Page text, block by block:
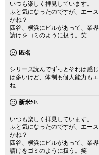
いつも楽しく拝見しています。
ふと気になったのですが、エー
かね？
四谷、横浜にビルがあって、業
請けをゴミのように扱う。笑
匿名
シリーズ読んでずっとそれは感
は多いけど、体制も個人能力も
ね……
新米SE
いつも楽しく拝見しています。
ふと気になったのですが、エー
かね？
四谷、横浜にビルがあって、業
請けをゴミのように扱う。笑